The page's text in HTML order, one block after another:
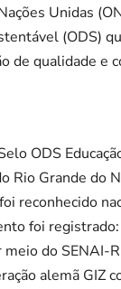
Unidas
(ODS)
de qualidade e
ODS
Rio Grande do
reconhecido
foi
do SENAI-
alemã